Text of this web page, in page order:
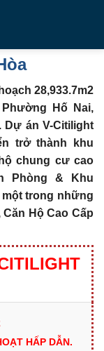
28,933.7m2
Hố Nai,
Dự án V-Citilight
trở thành khu
chung cư cao
Phòng & Khu
một trong những
Hộ Cao Cấp
HẤP DẪN.